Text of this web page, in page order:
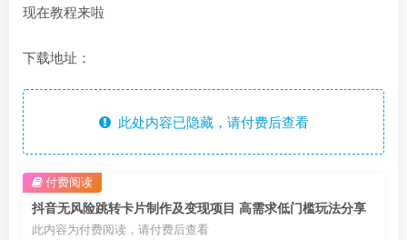
现在教程来啦
下载地址：
此处内容已隐藏，请付费后查看
抖音无风险跳转卡片制作及变现项目 高需求低门槛玩法分享
此内容为付费阅读，请付费后查看
付费阅读